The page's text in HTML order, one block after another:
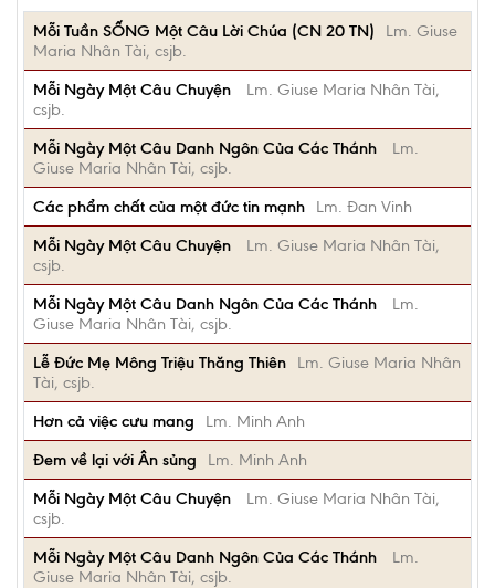
Mỗi Tuần SỐNG Một Câu Lời Chúa (CN 20 TN)
Lm. Giuse
Maria Nhân Tài, csjb.
Mỗi Ngày Một Câu Chuyện
Lm. Giuse Maria Nhân Tài,
csjb.
Mỗi Ngày Một Câu Danh Ngôn Của Các Thánh
Lm.
Giuse Maria Nhân Tài, csjb.
Các phẩm chất của một đức tin mạnh
Lm. Đan Vinh
Mỗi Ngày Một Câu Chuyện
Lm. Giuse Maria Nhân Tài,
csjb.
Mỗi Ngày Một Câu Danh Ngôn Của Các Thánh
Lm.
Giuse Maria Nhân Tài, csjb.
Lễ Đức Mẹ Mông Triệu Thăng Thiên
Lm. Giuse Maria Nhân
Tài, csjb.
Hơn cả việc cưu mang
Lm. Minh Anh
Đem về lại với Ân sủng
Lm. Minh Anh
Mỗi Ngày Một Câu Chuyện
Lm. Giuse Maria Nhân Tài,
csjb.
Mỗi Ngày Một Câu Danh Ngôn Của Các Thánh
Lm.
Giuse Maria Nhân Tài, csjb.